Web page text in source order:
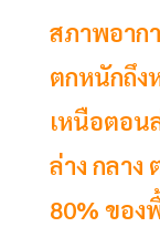
สภาพอาก
ตกหนักถึง
เหนือตอน
ล่าง กลาง
80% ของ